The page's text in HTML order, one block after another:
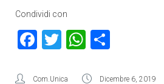
Condividi con
Facebook
TwitterWhatsApp
Com.Unica Dicembre 6, 2019